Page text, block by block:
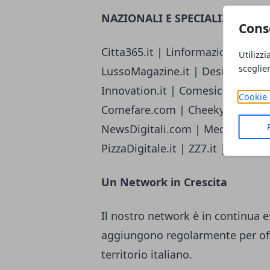
Cookie
NAZIONALI E SPECIALIZZATE
Citta365.it |
LussoMagazine.it | Design-
Innovation.it | Comesicalcola.it
Comefare.com | CheekyMag.it |
NewsDigitali.com |
PizzaDigitale.it | ZZ7.it |
Un Network in Crescita
Il nostro network è in continua
aggiungono regolarmente per
territorio italiano.